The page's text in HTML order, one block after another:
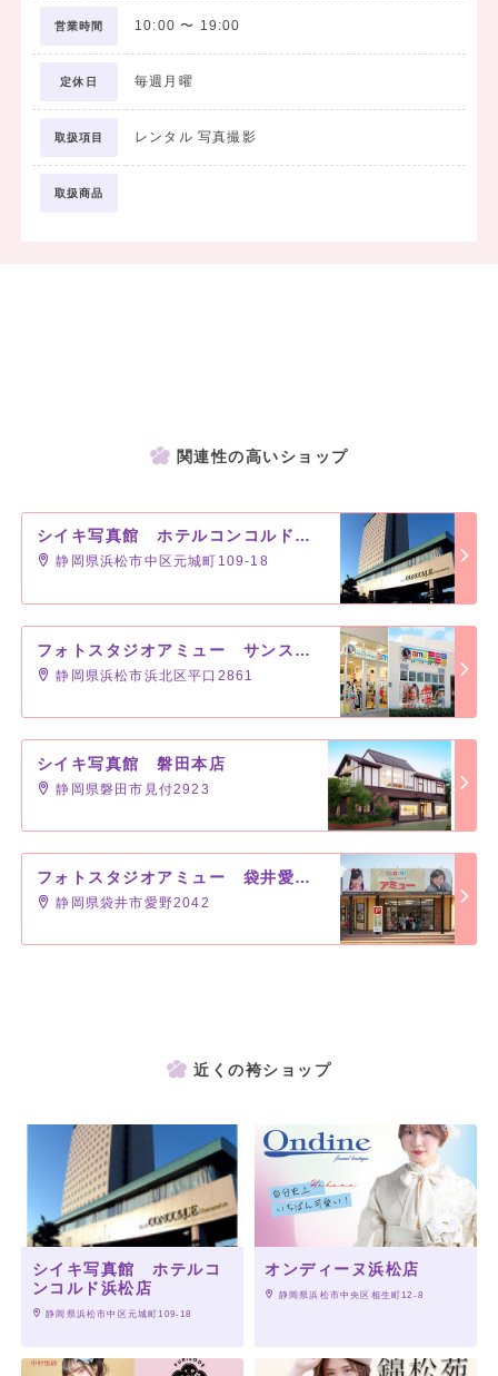
営業時間 10:00 〜 19:00
定休日 毎週月曜
取扱項目 レンタル 写真撮影
取扱商品
関連性の高いショップ
シイキ写真館 ホテルコンコルド浜松店
静岡県浜松市中区元城町109-18
フォトスタジオアミュー サンストリート浜北店
静岡県浜松市浜北区平口2861
シイキ写真館 磐田本店
静岡県磐田市見付2923
フォトスタジオアミュー 袋井愛野店
静岡県袋井市愛野2042
近くの袴ショップ
シイキ写真館 ホテルコ
ンコルド浜松店
静岡県浜松市中区元城町109-18
オンディーヌ浜松店
静岡県浜松市中央区相生町12-8